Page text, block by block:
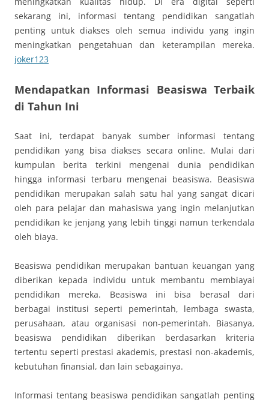
sekarang ini, informasi tentang pendidikan sangatlah
penting untuk diakses oleh semua individu yang ingin
meningkatkan pengetahuan dan keterampilan mereka.
joker123
Mendapatkan Informasi Beasiswa Terbaik
di Tahun Ini
Saat ini, terdapat banyak sumber informasi tentang
pendidikan yang bisa diakses secara online. Mulai dari
kumpulan berita terkini mengenai dunia pendidikan
hingga informasi terbaru mengenai beasiswa. Beasiswa
pendidikan merupakan salah satu hal yang sangat dicari
oleh para pelajar dan mahasiswa yang ingin melanjutkan
pendidikan ke jenjang yang lebih tinggi namun terkendala
oleh biaya.
Beasiswa pendidikan merupakan bantuan keuangan yang
diberikan kepada individu untuk membantu membiayai
pendidikan mereka. Beasiswa ini bisa berasal dari
berbagai institusi seperti pemerintah, lembaga swasta,
perusahaan, atau organisasi non-pemerintah. Biasanya,
beasiswa pendidikan diberikan berdasarkan kriteria
tertentu seperti prestasi akademis, prestasi non-akademis,
kebutuhan finansial, dan lain sebagainya.
Informasi tentang beasiswa pendidikan sangatlah penting